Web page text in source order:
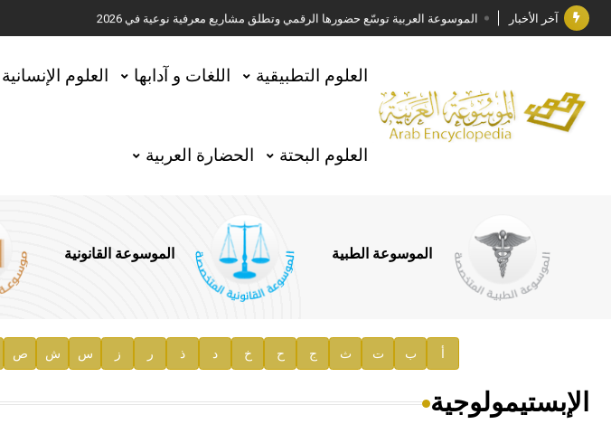
آخر الأخبار الموسوعة العربية توسّع حضورها الرقمي وتطلق مشاريع معرفية نوعية في 2026
جائزة مجمع الملك سلمان العالمي للغة العربية 2025
الأستاذ إياد خالد الطباع مدير عام لهيئة الموسوعة العربية
السيد محمد ياسين صالح وزيرا للثقافة
توصيات مجلس الإدارة
صدور المجلد السابع من موسوعة الآثار في سورية
إعلان..
هيئة الموسوعة العربية تطلق موسوعات جديدة في عام 2026
العلوم التطبيقية اللغات و آدابها العلوم الإنسانية
العلوم البحتة الحضارة العربية
الموسوعة الطبية الموسوعة القانونية
أ ب ت ث ج ح خ د ذ ر ز س ش ص
الإبستيمولوجية